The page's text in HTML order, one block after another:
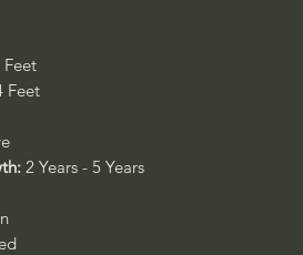
Feet
Feet
2 Years - 5 Years